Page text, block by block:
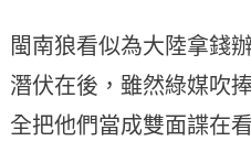
閩南狼看似為大陸拿錢
潛伏在後，雖然綠媒吹
全把他們當成雙面諜在